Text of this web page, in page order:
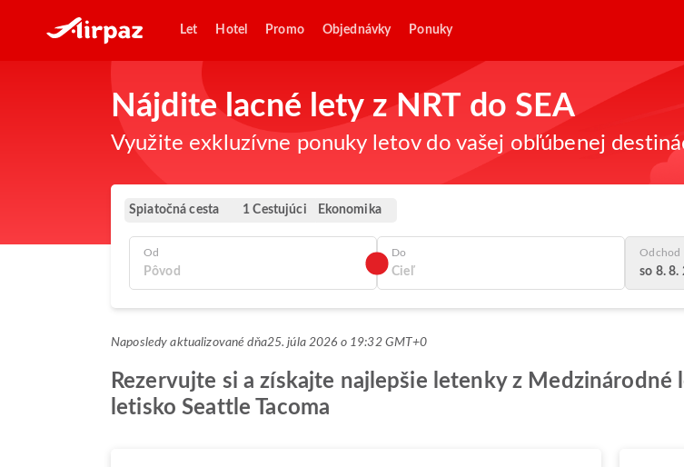
Let Hotel Promo Objednávky Ponuky
Nájdite lacné lety z NRT do SEA
Využite exkluzívne ponuky letov do vašej obľúbenej
Spiatočná cesta 1 Cestujúci Ekonomika
Od Do Odchod
so 8. 8.
Naposledy aktualizované dňa25. júla 2026 o 19:32 GMT+0
Rezervujte si a získajte najlepšie letenky z
letisko Seattle Tacoma